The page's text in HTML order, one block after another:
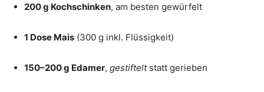
200 g Kochschinken, am besten gewürfelt
1 Dose Mais (300 g inkl. Flüssigkeit)
150–200 g Edamer, gestifteltstatt gerieben